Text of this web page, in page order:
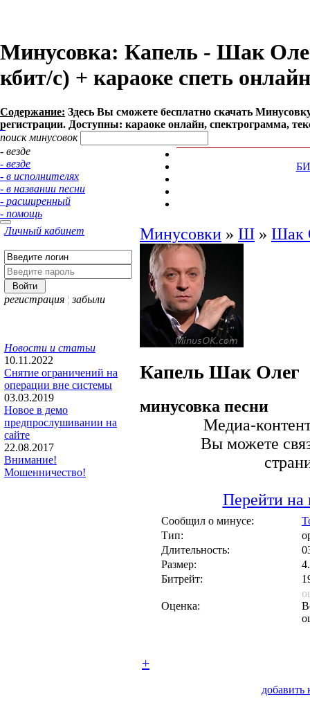
Минусовка: Капель - Шак
кбит/с) + караоке спеть онлайн
Содержание: Здесь Вы сможете бесплатно cкачать
регистрации. Доступны: караоке онлайн, спектрограмма,
поиск минусовок
- везде
- везде
- в исполнителях
- в названии песни
- расширенный
- помощь
Личный кабинет
регистрация ¦ забыли
Новости и статьи
10.11.2022
Снятие ограничений на
операции вне системы
03.03.2019
Новое в демо
предпрослушивании на
сайте
22.08.2017
Внимание!
Мошенничество!
Минусовки » Ш » Шак
Капель Шак Олег
минусовка песни
Медиа-
Вы можете
Перейти на
Сообщил о минусе:
Тип:
Длительность:
Размер:
Битрейт:
Оценка:
+
добавить